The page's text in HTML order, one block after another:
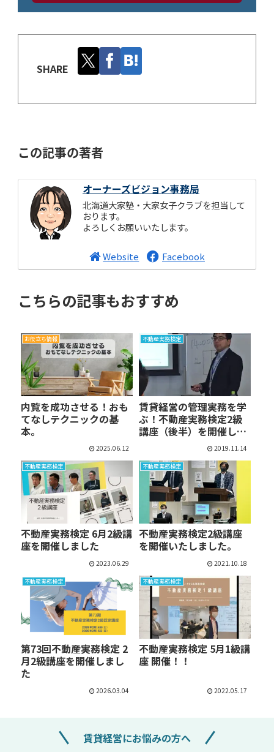
SHARE
この記事の著者
オーナーズビジョン事務局
北海道大家塾・大家女子クラブを担当して
おります。
よろしくお願いいたします。
Website Facebook
こちらの記事もおすすめ
お役立ち情報
内覧を成功させる！おも
てなしテクニックの基
本。
2025.06.12
不動産実務検定
賃貸経営の管理実務を学
ぶ！不動産実務検定2級
講座（後半）を開催しま
2019.11.14
不動産実務検定
不動産実務検定 6月2級講
座を開催しました
2023.06.29
不動産実務検定
不動産実務検定2級講座
を開催いたしました。
2021.10.18
不動産実務検定
第73回不動産実務検定 2
月2級講座を開催しまし
た
2026.03.04
不動産実務検定
不動産実務検定 5月1級講
座 開催！！
2022.05.17
賃貸経営にお悩みの方へ